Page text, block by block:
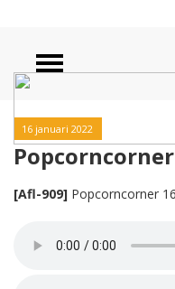
16 januari 2022
[Afl-909] Popcorncorner